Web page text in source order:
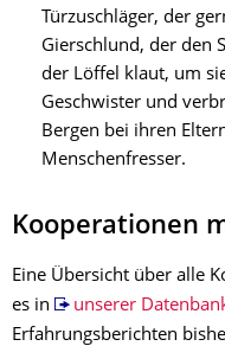
Türzuschläger, der
Gierschlund, der den
der Löffel klaut, um
Geschwister und
Bergen bei ihren
Menschenfresser.
Kooperationen
Eine Übersicht über alle
es in
unserer
Erfahrungsberichten